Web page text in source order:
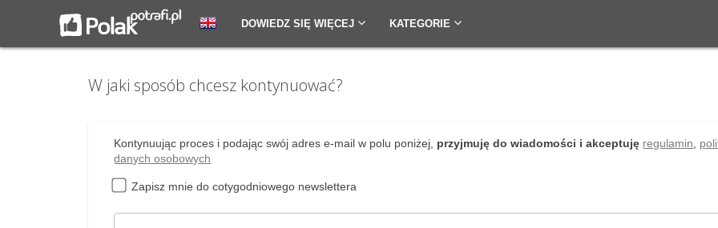
DOWIEDZ SIĘ WIĘCEJ KATEGORIE
W jaki sposób chcesz kontynuować?
Kontynuując proces i podając swój adres e-mail w polu poniżej, przyjmuję do wiadomości i akceptuję regulamin
danych osobowych
Zapisz mnie do cotygodniowego newslettera